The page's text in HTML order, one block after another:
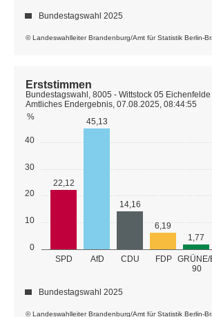
© Landeswahlleiter Brandenburg/Amt für Statistik Berlin-
Bundestagswahl 2025
0
10
20
30
40
%
SPD AfD CDU FDP GRÜNE/
90
22,12
45,13
14,16
6,19
1,77
© Landeswahlleiter Brandenburg/Amt für Statistik Berlin-
Erststimmen
Bundestagswahl, 8005 - Wittstock 05 Eichenfelde
Amtliches Endergebnis, 07.08.2025, 08:44:55
Bundestagswahl 2025